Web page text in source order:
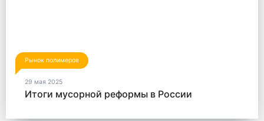
Рынок полимеров
29 мая 2025
Итоги мусорной реформы в России